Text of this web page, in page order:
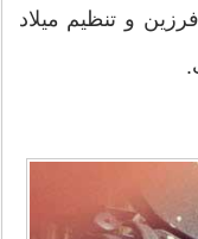
و تنظیم میلاد